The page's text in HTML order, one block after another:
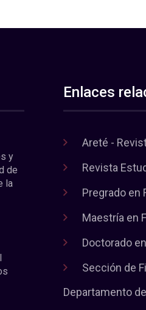
y
de
la
Enlaces
Areté -
Revista
Pregrado en
Maestría en
Doctorado
Sección de
Departamento